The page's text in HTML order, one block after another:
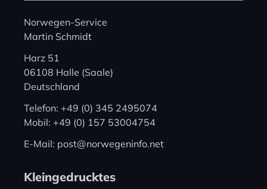
Norwegen-Service
Martin Schmidt
Harz 51
06108 Halle (Saale)
Deutschland
Telefon: +49 (0) 345 2495074
Mobil: +49 (0) 157 53004754
E-Mail: post@norwegeninfo.net
Kleingedrucktes